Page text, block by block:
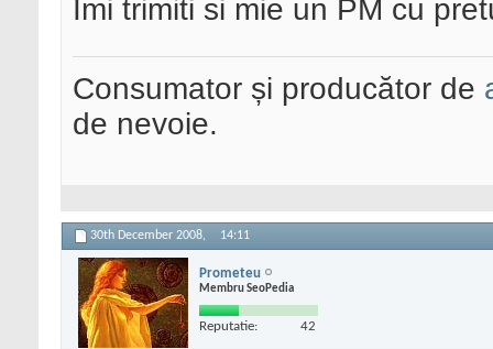
Imi trimiti si mie un PM cu
Consumator și producător de
de nevoie.
30th December 2008, 14:11
Prometeu
Membru SeoPedia
Reputatie: 42